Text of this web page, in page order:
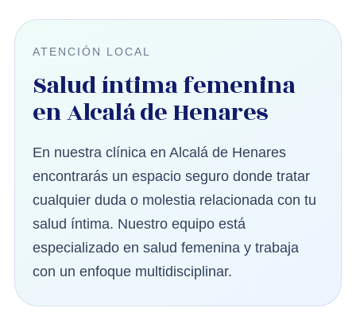
ATENCIÓN LOCAL
Salud íntima femenina
en Alcalá de Henares
En nuestra clínica en Alcalá de Henares
encontrarás un espacio seguro donde tratar
cualquier duda o molestia relacionada con tu
salud íntima. Nuestro equipo está
especializado en salud femenina y trabaja
con un enfoque multidisciplinar.